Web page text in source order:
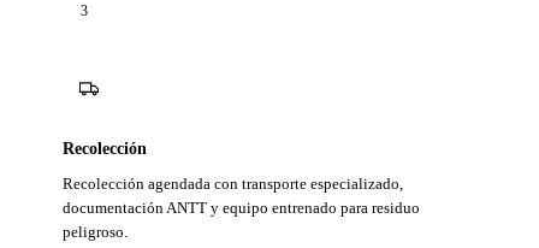
3
Recolección
Recolección agendada con transporte especializado,
documentación ANTT y equipo entrenado para residuo
peligroso.